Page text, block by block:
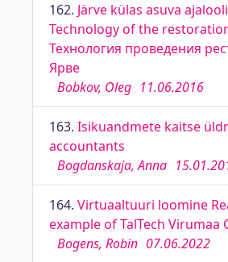
162. Järve külas asuva
Technology of the
Технология проведения
Ярве
Bobkov, Oleg 11.06.2016
163. Isikuandmete kaitse
accountants
Bogdanskaja, Anna
164. Virtuaaltuuri loomine
example of TalTech Virumaa
Bogens, Robin 07.06.2022